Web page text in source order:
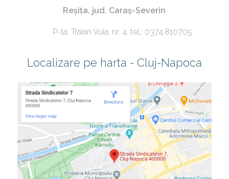
Reșița, jud. Caraș-Severin
P-ța. Traian Vuia, nr. 4, tel.: 0374.810705
Localizare pe harta - Cluj-Napoca